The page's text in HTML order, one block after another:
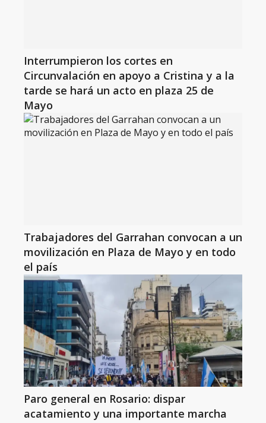
Interrumpieron los cortes en
Circunvalación en apoyo a Cristina y a la
tarde se hará un acto en plaza 25 de
Mayo
Trabajadores del Garrahan convocan a un
movilización en Plaza de Mayo y en todo
el país
Paro general en Rosario: dispar
acatamiento y una importante marcha